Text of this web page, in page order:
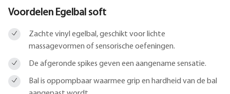
Voordelen Egelbal soft
Zachte vinyl egelbal, geschikt voor lichte
massagevormen of sensorische oefeningen.
De afgeronde spikes geven een aangename sensatie.
Bal is oppompbaar waarmee grip en hardheid van de bal